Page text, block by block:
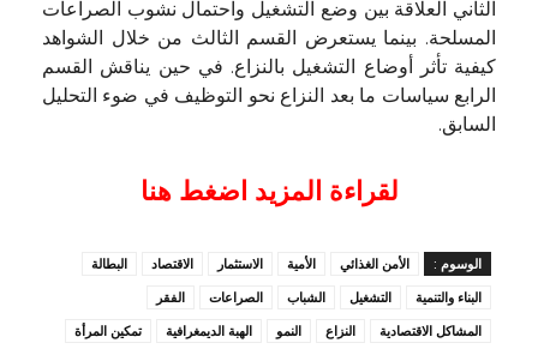
الثاني العلاقة بين وضع التشغيل واحتمال نشوب الصراعات
المسلحة. بينما يستعرض القسم الثالث من خلال الشواهد
كيفية تأثر أوضاع التشغيل بالنزاع. في حين يناقش القسم
الرابع سياسات ما بعد النزاع نحو التوظيف في ضوء التحليل
السابق.
لقراءة المزيد اضغط هنا
الوسوم : الأمن الغذائي الأمية الاستثمار الاقتصاد
البطالة
البناء والتنمية
التشغيل الشباب الصراعات
الفقر
المشاكل الاقتصادية
النزاع النمو الهبة الديمغرافية تمكين المرأة